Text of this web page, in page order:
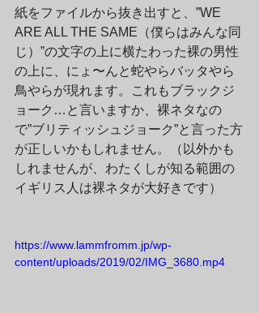
紙をファイルから抜き出すと、”WE
ARE ALL THE SAME（僕らはみんな同
じ）”の文字の上に横たわった裸の男性
の上に、にょ〜んと蛇やらバッタやら
鳥やらが現れます。これもブラックジ
ョーク…と言いますか、裸ネタなの
で”ブリティッシュジョーク”と言った方
が正しいかもしれません。（以外かも
しれませんが、わたくしが知る範囲の
イギリス人は裸ネタが大好きです）
https://www.lammfromm.jp/wp-
content/uploads/2019/02/IMG_3680.mp4